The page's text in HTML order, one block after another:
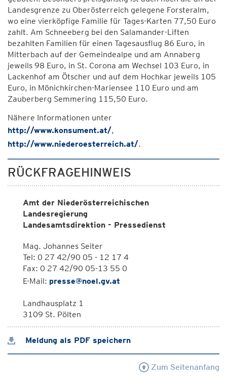
Landesgrenze zu Oberösterreich gelegene Forsteralm,
wo eine vierköpfige Familie für Tages-Karten 77,50 Euro
zahlt. Am Schneeberg bei den Salamander-Liften
bezahlten Familien für einen Tagesausflug 86 Euro, in
Mitterbach auf der Gemeindealpe und am Annaberg
jeweils 98 Euro, in St. Corona am Wechsel 103 Euro, in
Lackenhof am Ötscher und auf dem Hochkar jeweils 105
Euro, in Mönichkirchen-Mariensee 110 Euro und am
Zauberberg Semmering 115,50 Euro.
Nähere Informationen unter
http://www.konsument.at/,
http://www.niederoesterreich.at/.
RÜCKFRAGEHINWEIS
Amt der Niederösterreichischen
Landesregierung
Landesamtsdirektion - Pressedienst
Mag. Johannes Seiter
Tel: 0 27 42/90 05 - 12 17 4
Fax: 0 27 42/90 05-13 55 0
E-Mail: presse@noel.gv.at
Landhausplatz 1
3109 St. Pölten
Meldung als PDF speichern
Zum Seitenanfang